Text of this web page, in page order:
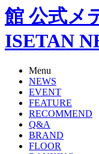
館 公式メ
ISETAN
Menu
NEWS
EVENT
FEATURE
RECOMMEND
Q&A
BRAND
FLOOR